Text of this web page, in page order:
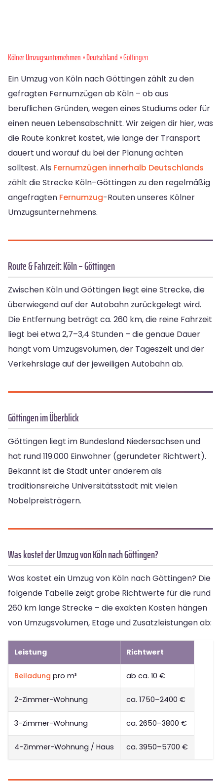
Kölner Umzugsunternehmen»Deutschland» Göttingen
Ein Umzug von Köln nach Göttingen zählt zu den
gefragten Fernumzügen ab Köln – ob aus
beruflichen Gründen, wegen eines Studiums oder für
einen neuen Lebensabschnitt. Wir zeigen dir hier, was
die Route konkret kostet, wie lange der Transport
dauert und worauf du bei der Planung achten
solltest. Als Fernumzügen innerhalb Deutschlands
zählt die Strecke Köln–Göttingen zu den regelmäßig
angefragten Fernumzug-Routen unseres Kölner
Umzugsunternehmens.
Route & Fahrzeit: Köln – Göttingen
Zwischen Köln und Göttingen liegt eine Strecke, die
überwiegend auf der Autobahn zurückgelegt wird.
Die Entfernung beträgt ca. 260 km, die reine Fahrzeit
liegt bei etwa 2,7–3,4 Stunden – die genaue Dauer
hängt vom Umzugsvolumen, der Tageszeit und der
Verkehrslage auf der jeweiligen Autobahn ab.
Göttingen im Überblick
Göttingen liegt im Bundesland Niedersachsen und
hat rund 119.000 Einwohner (gerundeter Richtwert).
Bekannt ist die Stadt unter anderem als
traditionsreiche Universitätsstadt mit vielen
Nobelpreisträgern.
Was kostet der Umzug von Köln nach Göttingen?
Was kostet ein Umzug von Köln nach Göttingen? Die
folgende Tabelle zeigt grobe Richtwerte für die rund
260 km lange Strecke – die exakten Kosten hängen
von Umzugsvolumen, Etage und Zusatzleistungen ab:
Leistung Richtwert
Beiladung pro m³ ab ca. 10 €
2-Zimmer-Wohnung ca. 1750–2400 €
3-Zimmer-Wohnung ca. 2650–3800 €
4-Zimmer-Wohnung / Haus ca. 3950–5700 €